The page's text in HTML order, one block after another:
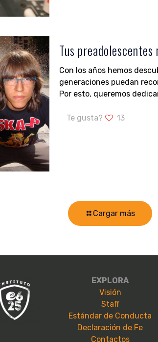
Tus
Con los años hemos
generaciones puedan
Por esto, queremos
Te gusta? 13
Cargar más
EXPLORA
Visión
Staff
Estándar de Conducta
Declaración de Fe
Contactos